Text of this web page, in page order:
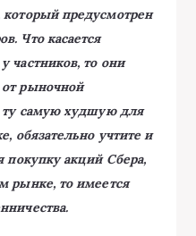
предусмотрен
Что касается
частников, то они
рыночной
ту самую худшую для
обязательно учтите и
покупку акций Сбера,
рынке, то имеется